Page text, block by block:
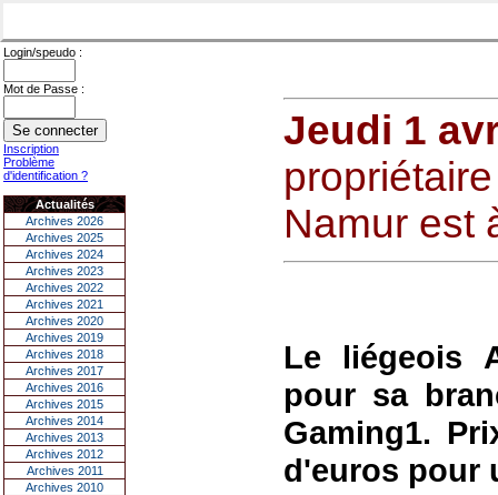
Login/speudo :
Mot de Passe :
Inscription
Problème
d'identification ?
Actualités
Archives 2026
Archives 2025
Archives 2024
Archives 2023
Archives 2022
Archives 2021
Archives 2020
Archives 2019
Archives 2018
Archives 2017
Archives 2016
Archives 2015
Archives 2014
Archives 2013
Archives 2012
Archives 2011
Archives 2010
Jeudi 1
Namur est
Le liégeois
pour sa
Gaming1.
d'euros pour